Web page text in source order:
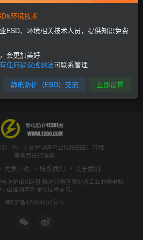
9年前 4523
）圈，主要为制造行业现场ESD、环境
等项目进行服务
免责声明 联系我们 关于我们
电防护(ESD)圈-推进万物互联制造工业的静电防
· 由旌湖河畔提供技术支持.
粤ICP备17084402号-1
环境技术
ESD、环境相关技术人员，提供知识免费
会更加美好
任何建议或想法可联系管理
静电防护（ESD）交流 立即设置